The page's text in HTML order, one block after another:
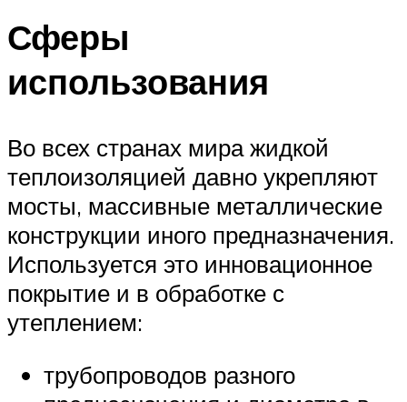
Сферы
использования
Во всех странах мира жидкой
теплоизоляцией давно укрепляют
мосты, массивные металлические
конструкции иного предназначения.
Используется это инновационное
покрытие и в обработке с
утеплением:
трубопроводов разного